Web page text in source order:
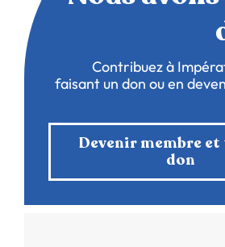
Contribuez à
faisant un don ou en
Devenir membre
don